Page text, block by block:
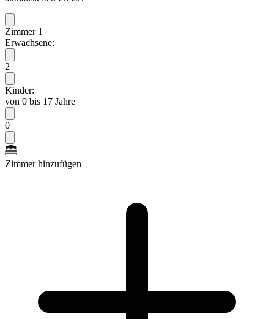
Zimmer 1
Erwachsene:
2
Kinder:
von 0 bis 17 Jahre
0
Zimmer hinzufügen